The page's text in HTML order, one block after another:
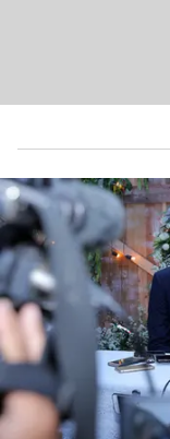
Share to
Pinterest
Mail